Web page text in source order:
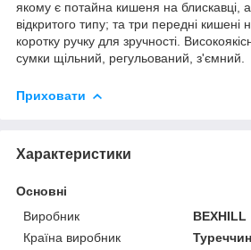
якому є потайна кишеня на блискавці,
відкритого типу; та три передні кишені
коротку ручку для зручності.
сумки щільний, регульований, з'ємний.
Приховати
Характеристики
Основні
Виробник
BEXHILL
Країна виробник